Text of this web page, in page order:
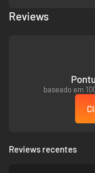
Atribui pontos de
melhorias e elimina
UNIVERSO
Reviews
baseado em
Reviews recentes